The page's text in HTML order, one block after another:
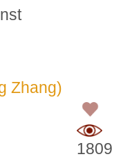
Zhang)
1809